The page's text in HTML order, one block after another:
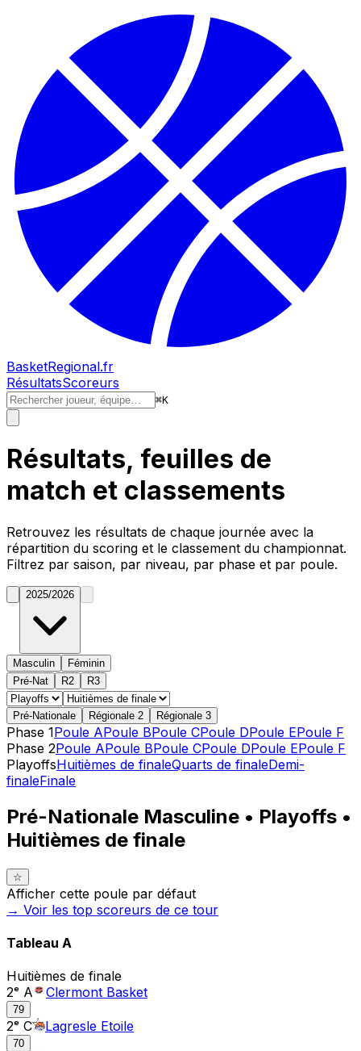
BasketRegional.fr
RésultatsScoreurs
⌘K
Résultats, feuilles de
match et classements
Retrouvez les résultats de chaque journée avec la
répartition du scoring et le classement du championnat.
Filtrez par saison, par niveau, par phase et par poule.
2025/2026
Masculin
Féminin
Pré-Nat
R2 R3
Pré-Nationale Régionale 2 Régionale 3
Phase 1Poule APoule BPoule CPoule DPoule EPoule F
Phase 2Poule APoule BPoule CPoule DPoule EPoule F
PlayoffsHuitièmes de finaleQuarts de finaleDemi-
finaleFinale
Pré-Nationale Masculine • Playoffs •
Huitièmes de finale
☆
Afficher cette poule par défaut
→ Voir les top scoreurs de ce tour
Tableau A
Huitièmes de finale
2ᵉ A
Clermont Basket
79
2ᵉ C Lagresle Etoile
70